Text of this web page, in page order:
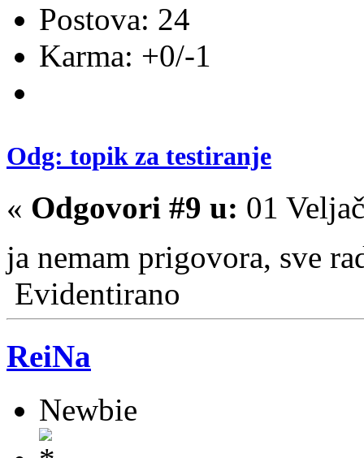
Postova: 24
Karma: +0/-1
Odg: topik za testiranje
« Odgovori #9 u: 01
ja nemam prigovora, sve
Evidentirano
ReiNa
Newbie